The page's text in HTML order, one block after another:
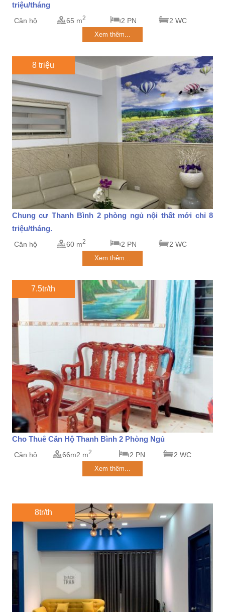
triệu/tháng
Căn hộ 65 m2 2 PN 2 WC
Xem thêm...
8 triệu
Chung cư Thanh Bình 2 phòng ngủ nội thất mới chỉ 8
triệu/tháng.
Căn hộ 60 m2 2 PN 2 WC
Xem thêm...
7.5tr/th
Cho Thuê Căn Hộ Thanh Bình 2 Phòng Ngủ
Căn hộ 66m2 m2 2 PN 2 WC
Xem thêm...
8tr/th